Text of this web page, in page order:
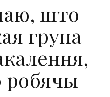
што
група
робячы